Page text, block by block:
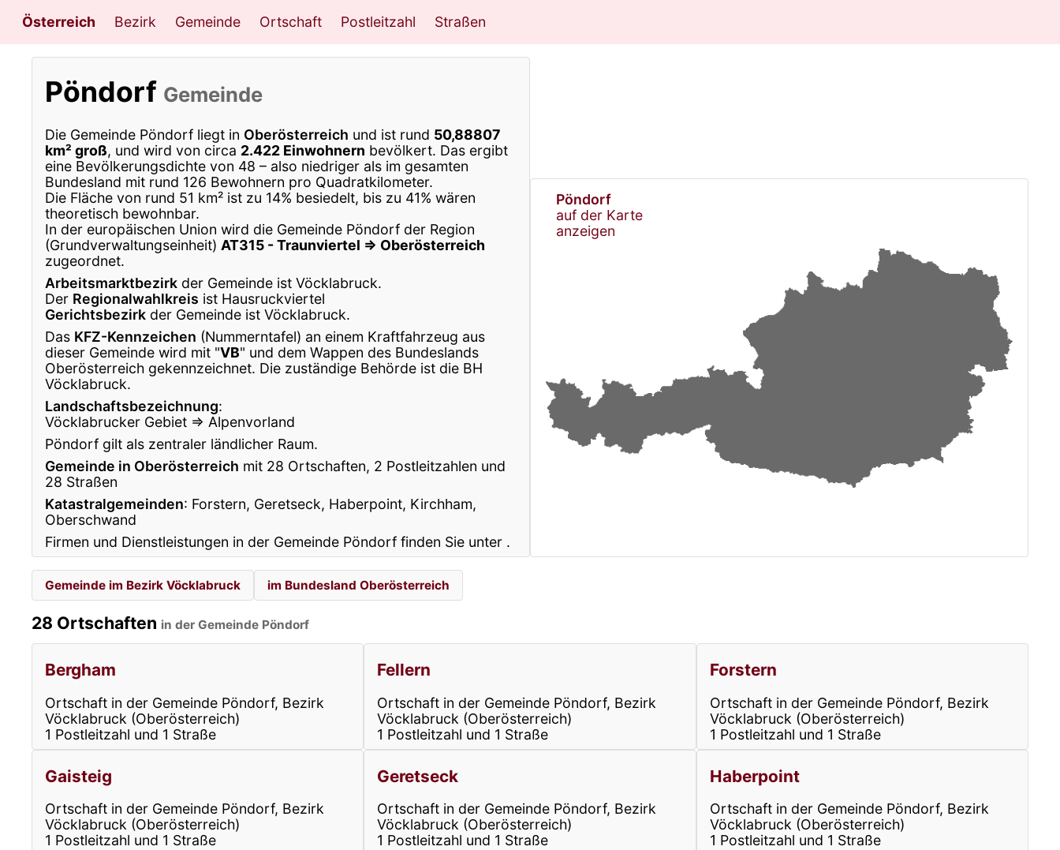
Österreich Bezirk Gemeinde Ortschaft Postleitzahl Straßen
Pöndorf Gemeinde
Die Gemeinde Pöndorf liegt in Oberösterreich und ist rund 50,88807
km² groß, und wird von circa 2.422 Einwohnern bevölkert. Das ergibt
eine Bevölkerungsdichte von 48 – also niedriger als im gesamten
Bundesland mit rund 126 Bewohnern pro Quadratkilometer.
Die Fläche von rund 51 km² ist zu 14% besiedelt, bis zu 41% wären
theoretisch bewohnbar.
In der europäischen Union wird die Gemeinde Pöndorf der Region
(Grundverwaltungseinheit) AT315 - Traunviertel ⇒ Oberösterreich
zugeordnet.
Arbeitsmarktbezirk der Gemeinde ist Vöcklabruck.
Der Regionalwahlkreis ist Hausruckviertel
Gerichtsbezirk der Gemeinde ist Vöcklabruck.
Das KFZ-Kennzeichen (Nummerntafel) an einem Kraftfahrzeug aus
dieser Gemeinde wird mit "VB" und dem Wappen des Bundeslands
Oberösterreich gekennzeichnet. Die zuständige Behörde ist die BH
Vöcklabruck.
Landschaftsbezeichnung:
Vöcklabrucker Gebiet ⇒ Alpenvorland
Pöndorf gilt als zentraler ländlicher Raum.
Gemeinde in Oberösterreich mit 28 Ortschaften, 2 Postleitzahlen und
28 Straßen
Katastralgemeinden: Forstern, Geretseck, Haberpoint, Kirchham,
Oberschwand
Firmen und Dienstleistungen in der Gemeinde Pöndorf finden Sie unter .
Pöndorf
auf der Karte
anzeigen
Gemeinde im Bezirk Vöcklabruck im Bundesland Oberösterreich
28 Ortschaften in der Gemeinde Pöndorf
Bergham
Ortschaft in der Gemeinde Pöndorf, Bezirk
Vöcklabruck (Oberösterreich)
1 Postleitzahl und 1 Straße
Fellern
Ortschaft in der Gemeinde Pöndorf, Bezirk
Vöcklabruck (Oberösterreich)
1 Postleitzahl und 1 Straße
Forstern
Ortschaft in der Gemeinde Pöndorf, Bezirk
Vöcklabruck (Oberösterreich)
1 Postleitzahl und 1 Straße
Gaisteig
Ortschaft in der Gemeinde Pöndorf, Bezirk
Vöcklabruck (Oberösterreich)
1 Postleitzahl und 1 Straße
Geretseck
Ortschaft in der Gemeinde Pöndorf, Bezirk
Vöcklabruck (Oberösterreich)
1 Postleitzahl und 1 Straße
Haberpoint
Ortschaft in der Gemeinde Pöndorf, Bezirk
Vöcklabruck (Oberösterreich)
1 Postleitzahl und 1 Straße